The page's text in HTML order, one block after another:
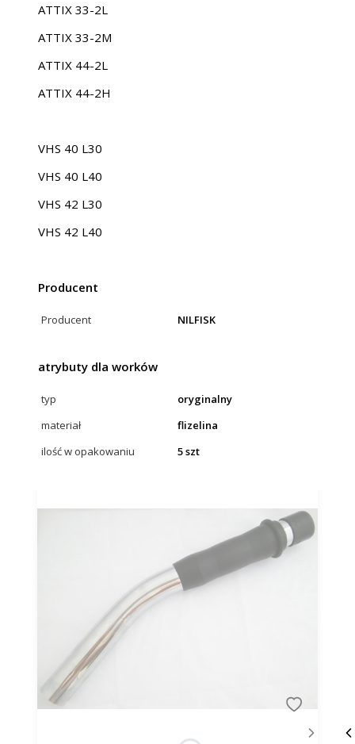
ATTIX 33-2L
ATTIX 33-2M
ATTIX 44-2L
ATTIX 44-2H
VHS 40 L30
VHS 40 L40
VHS 42 L30
VHS 42 L40
Producent
Producent NILFISK
atrybuty dla worków
typ
oryginalny
materiał
flizelina
ilość w opakowaniu
5 szt